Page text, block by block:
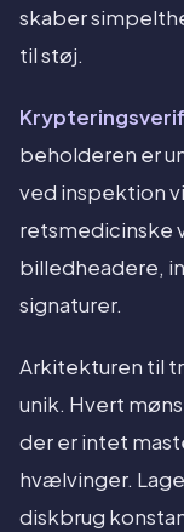
skaber
til støj.
beholderen er
ved inspektion
retsmedicinske
billedheadere,
signaturer.
Arkitekturen til
unik. Hvert
der er intet
hvælvinger.
diskbrug